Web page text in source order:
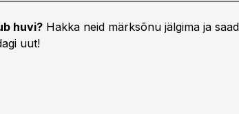
huvi? Hakka neid märksõnu jälgima ja
uut!